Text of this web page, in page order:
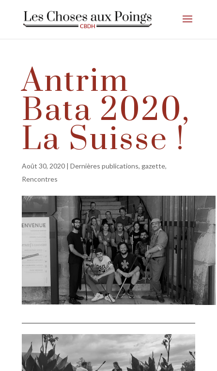
Antrim
Bata 2020,
La Suisse !
Août 30, 2020| Dernières publications, gazette,
Rencontres